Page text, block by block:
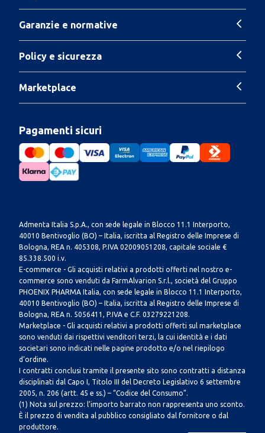
Garanzie e normative
Policy e sicurezza
Marketplace
Pagamenti sicuri
Admenta Italia S.p.A., con sede legale in Blocco 11.1 Interporto,
40010 Bentivoglio (BO) – Italia, iscritta al Registro delle Imprese di
Bologna, REA n. 405308, P.IVA 02009051208, capitale sociale €
85.338.500 i.v.
E-commerce - Gli acquisti relativi a prodotti offerti nel nostro e-
commerce sono venduti da FarmAlvarion S.r.l., società del Gruppo
PHOENIX PHARMA Italia, con sede legale in Blocco 11.1 Interporto,
40010 Bentivoglio (BO) – Italia, iscritta al Registro delle Imprese di
Bologna, REA n. 5056411, P.IVA e C.F. 03279221208.
Marketplace - Gli acquisti relativi a prodotti offerti sul marketplace
sono venduti dai rispettivi venditori terzi, la cui identità e i dati
societari sono indicati nelle pagine prodotto e/o nel riepilogo
d’ordine.
I contratti conclusi tramite il presente sito sono contratti a distanza
disciplinati dal Capo I, Titolo III del Decreto Legislativo 6 settembre
2005, n. 206 (artt. 45 e ss.) – “Codice del Consumo”.
(1) Nota sul prezzo: l’importo barrato non rappresenta uno sconto.
È il prezzo di vendita al pubblico consigliato dal fornitore o dal
produttore.